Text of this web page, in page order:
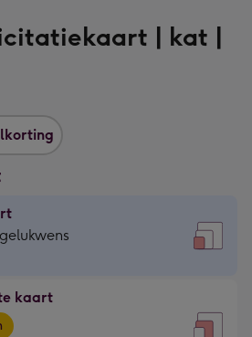
| kat |
kaart